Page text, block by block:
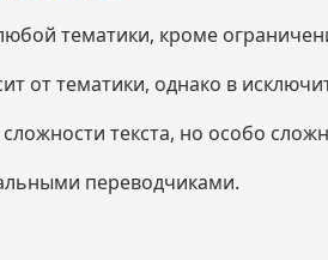
тематики, кроме
от тематики, однако в
текста, но особо
переводчиками.